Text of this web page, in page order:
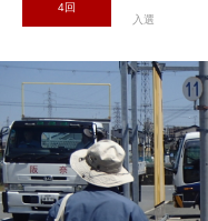
4回
入選